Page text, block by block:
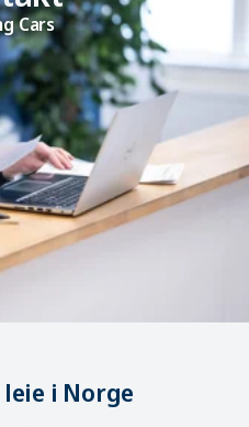
Cars
leie i Norge